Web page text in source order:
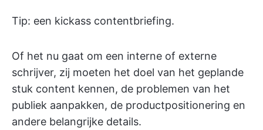
Tip: een kickass contentbriefing.
Of het nu gaat om een interne of externe
schrijver, zij moeten het doel van het geplande
stuk content kennen, de problemen van het
publiek aanpakken, de productpositionering en
andere belangrijke details.